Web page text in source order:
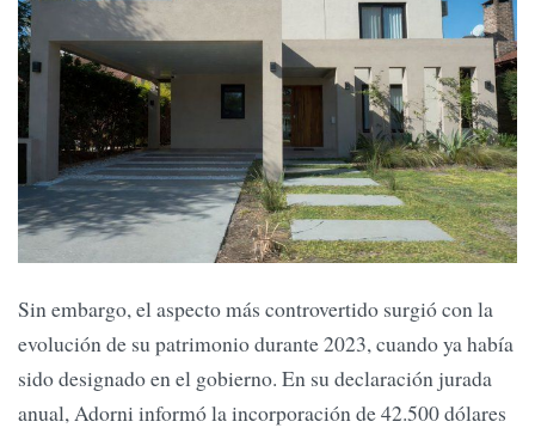
Sin embargo, el aspecto más controvertido surgió con la
evolución de su patrimonio durante 2023, cuando ya había
sido designado en el gobierno. En su declaración jurada
anual, Adorni informó la incorporación de 42.500 dólares